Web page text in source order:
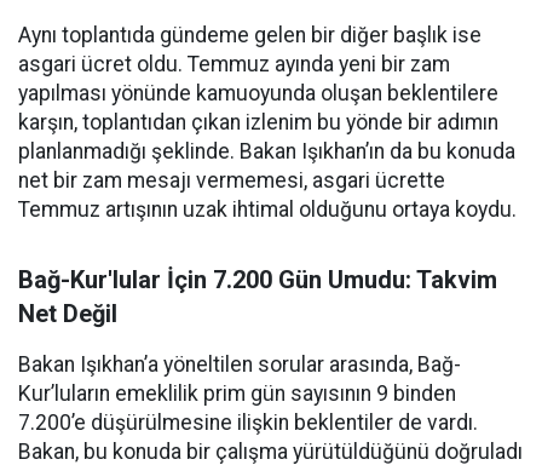
Aynı toplantıda gündeme gelen bir diğer başlık ise
asgari ücret oldu. Temmuz ayında yeni bir zam
yapılması yönünde kamuoyunda oluşan beklentilere
karşın, toplantıdan çıkan izlenim bu yönde bir adımın
planlanmadığı şeklinde. Bakan Işıkhan’ın da bu konuda
net bir zam mesajı vermemesi, asgari ücrette
Temmuz artışının uzak ihtimal olduğunu ortaya koydu.
Bağ-Kur'lular İçin 7.200 Gün Umudu: Takvim
Net Değil
Bakan Işıkhan’a yöneltilen sorular arasında, Bağ-
Kur’luların emeklilik prim gün sayısının 9 binden
7.200’e düşürülmesine ilişkin beklentiler de vardı.
Bakan, bu konuda bir çalışma yürütüldüğünü doğruladı